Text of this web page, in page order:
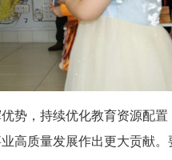
，持续优化教育资源配置
高质量发展作出更大贡献